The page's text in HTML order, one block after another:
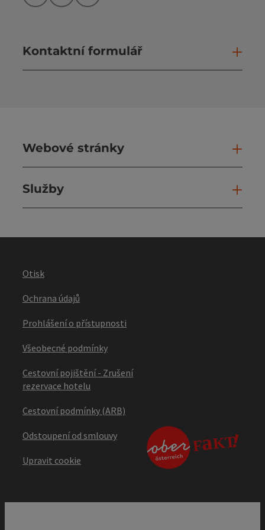
Kontaktní formulář
Webové stránky
Služby
Otisk
Ochrana údajů
Prohlášení o přístupnosti
Všeobecné podmínky
Cestovní pojištění - Zrušení
rezervace hotelu
Cestovní podmínky (ARB)
Odstoupení od smlouvy
Upravit cookie